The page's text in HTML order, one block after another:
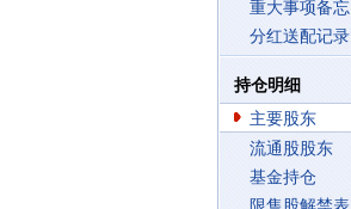
重大事项备忘
分红送配记录
持仓明细
主要股东
流通股股东
基金持仓